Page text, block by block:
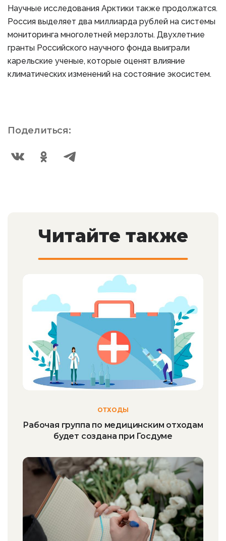
Научные исследования Арктики также продолжатся.
Россия выделяет два миллиарда рублей на системы
мониторинга многолетней мерзлоты. Двухлетние
гранты Российского научного фонда выиграли
карельские ученые, которые оценят влияние
климатических изменений на состояние экосистем.
Поделиться:
Читайте также
ОТХОДЫ
Рабочая группа по медицинским отходам
будет создана при Госдуме